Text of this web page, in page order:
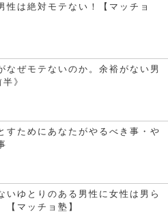
性は絶対モテない！【マッチョ
なぜモテないのか。余裕がない男
》
すためにあなたがやるべき事・や
いゆとりのある男性に女性は男ら
【マッチョ塾】